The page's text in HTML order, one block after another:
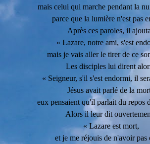
mais celui qui marche pendant la
parce que la lumière n'est pas
Après ces paroles, il
« Lazare, notre ami, s'est
mais je vais aller le tirer de ce
Les disciples lui dirent
« Seigneur, s'il s'est endormi, il
Jésus avait parlé de la
eux pensaient qu'il parlait du repos
Alors il leur dit
« Lazare est mort,
et je me réjouis de n'avoir pas